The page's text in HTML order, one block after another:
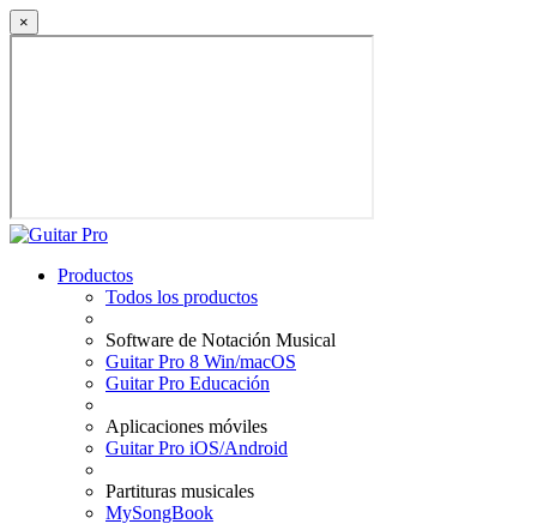
×
Productos
Todos los productos
Software de Notación Musical
Guitar Pro 8 Win/macOS
Guitar Pro Educación
Aplicaciones móviles
Guitar Pro iOS/Android
Partituras musicales
MySongBook